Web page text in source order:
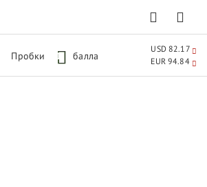
Пробки 1 балла
USD 82.17
EUR 94.84